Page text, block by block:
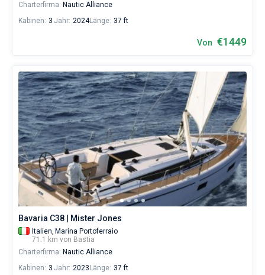
Charterfirma: Nautic Alliance
Kabinen: 3 Jahr: 2024Länge: 37 ft
Von €1449
Bavaria C38 | Mister Jones
Italien, Marina Portoferraio
71.1 km von Bastia
Charterfirma: Nautic Alliance
Kabinen: 3 Jahr: 2023 Länge: 37 ft